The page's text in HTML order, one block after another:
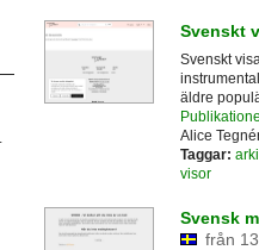
Svenskt
Svenskt
äldre
Alice
Taggar:
visor
Svensk
från